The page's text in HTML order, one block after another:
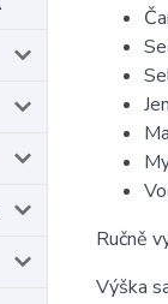
Ručně
Výška